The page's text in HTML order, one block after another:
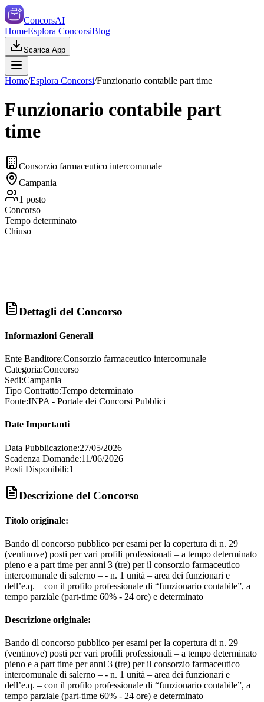
ConcorsAI
HomeEsplora ConcorsiBlog
Scarica App
Home/Esplora Concorsi/Funzionario contabile part time
Funzionario contabile part
time
Consorzio farmaceutico intercomunale
Campania
1 posto
Concorso
Tempo determinato
Chiuso
Dettagli del Concorso
Informazioni Generali
Ente Banditore:Consorzio farmaceutico intercomunale
Categoria:Concorso
Sedi:Campania
Tipo Contratto:Tempo determinato
Fonte:INPA - Portale dei Concorsi Pubblici
Date Importanti
Data Pubblicazione:27/05/2026
Scadenza Domande:11/06/2026
Posti Disponibili:1
Descrizione del Concorso
Titolo originale:
Bando dl concorso pubblico per esami per la copertura di n. 29
(ventinove) posti per vari profili professionali – a tempo determinato
pieno e a part time per anni 3 (tre) per il consorzio farmaceutico
intercomunale di salerno – - n. 1 unità – area dei funzionari e
dell’e.q. – con il profilo professionale di “funzionario contabile”, a
tempo parziale (part-time 60% - 24 ore) e determinato
Descrizione originale:
Bando dl concorso pubblico per esami per la copertura di n. 29
(ventinove) posti per vari profili professionali – a tempo determinato
pieno e a part time per anni 3 (tre) per il consorzio farmaceutico
intercomunale di salerno – - n. 1 unità – area dei funzionari e
dell’e.q. – con il profilo professionale di “funzionario contabile”, a
tempo parziale (part-time 60% - 24 ore) e determinato